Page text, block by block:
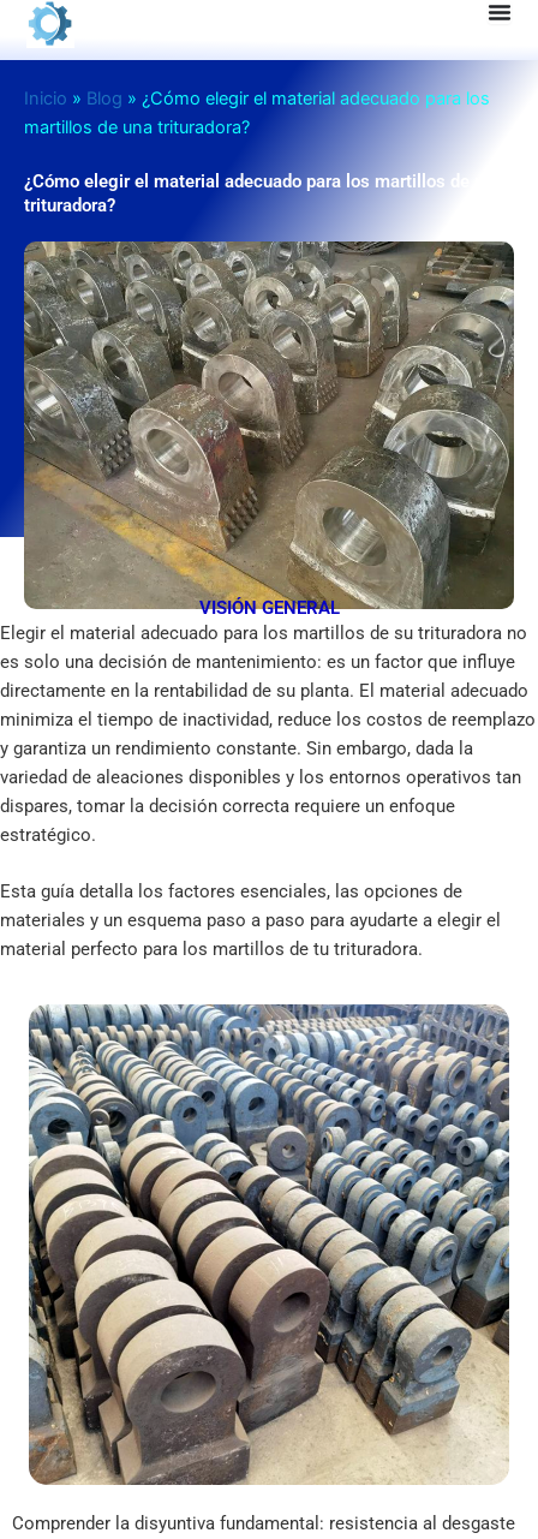
Inicio » Blog » ¿Cómo elegir el material adecuado para los
martillos de una trituradora?
¿Cómo elegir el material adecuado para los martillos de una
trituradora?
VISIÓN GENERAL
Elegir el material adecuado para los martillos de su trituradora no
es solo una decisión de mantenimiento: es un factor que influye
directamente en la rentabilidad de su planta. El material adecuado
minimiza el tiempo de inactividad, reduce los costos de reemplazo
y garantiza un rendimiento constante. Sin embargo, dada la
variedad de aleaciones disponibles y los entornos operativos tan
dispares, tomar la decisión correcta requiere un enfoque
estratégico.
Esta guía detalla los factores esenciales, las opciones de
materiales y un esquema paso a paso para ayudarte a elegir el
material perfecto para los martillos de tu trituradora.
Comprender la disyuntiva fundamental: resistencia al desgaste